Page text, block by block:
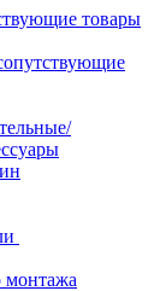
товары
монтажа